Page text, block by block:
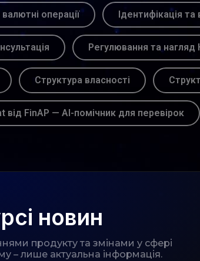
операції Ідентифікація та
Регулювання та нагляд
Структура власності
від FinAP — AI-помічник для перевірок
новин
продукту та змінами у сфері
– лише актуальна інформація.